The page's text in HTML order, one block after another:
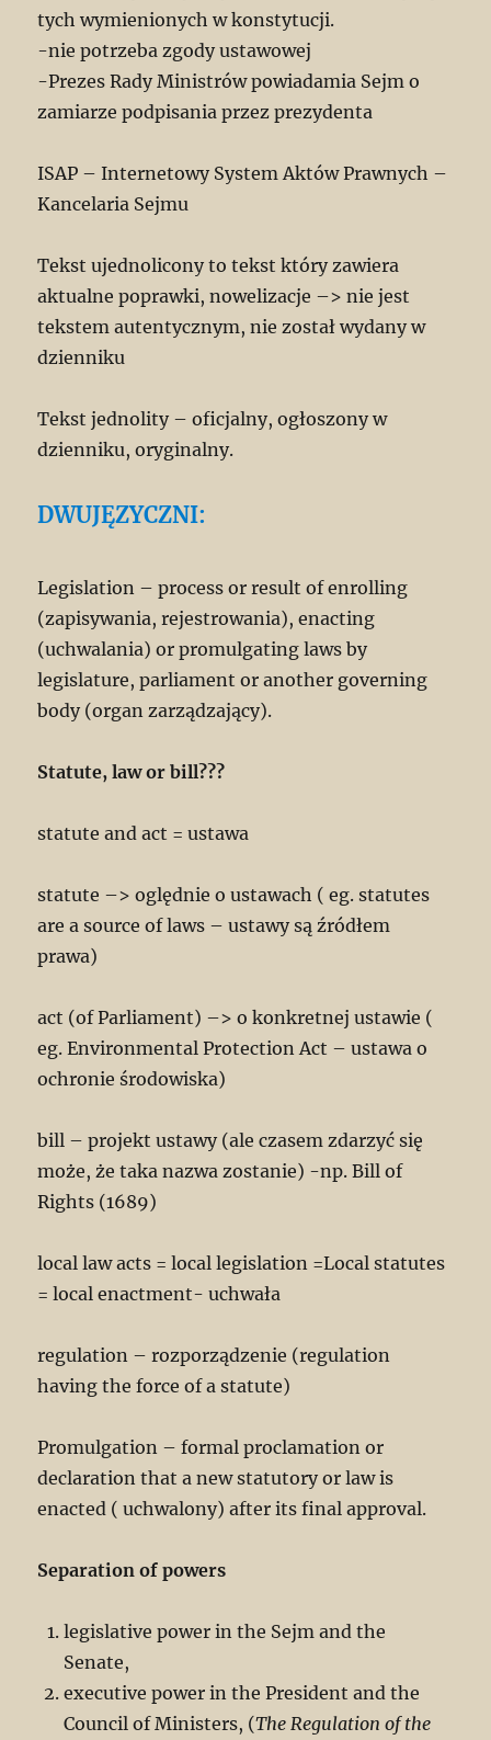
tych wymienionych w konstytucji.
-nie potrzeba zgody ustawowej
-Prezes Rady Ministrów powiadamia Sejm o
zamiarze podpisania przez prezydenta
ISAP – Internetowy System Aktów Prawnych –
Kancelaria Sejmu
Tekst ujednolicony to tekst który zawiera
aktualne poprawki, nowelizacje –> nie jest
tekstem autentycznym, nie został wydany w
dzienniku
Tekst jednolity – oficjalny, ogłoszony w
dzienniku, oryginalny.
DWUJĘZYCZNI:
Legislation – process or result of enrolling
(zapisywania, rejestrowania), enacting
(uchwalania) or promulgating laws by
legislature, parliament or another governing
body (organ zarządzający).
Statute, law or bill???
statute and act = ustawa
statute –> oględnie o ustawach ( eg. statutes
are a source of laws – ustawy są źródłem
prawa)
act (of Parliament) –> o konkretnej ustawie (
eg. Environmental Protection Act – ustawa o
ochronie środowiska)
bill – projekt ustawy (ale czasem zdarzyć się
może, że taka nazwa zostanie) -np. Bill of
Rights (1689)
local law acts = local legislation =Local statutes
= local enactment- uchwała
regulation – rozporządzenie (regulation
having the force of a statute)
Promulgation – formal proclamation or
declaration that a new statutory or law is
enacted ( uchwalony) after its final approval.
Separation of powers
legislative power in the Sejm and the
Senate,
executive power in the President and the
Council of Ministers, (The Regulation of the